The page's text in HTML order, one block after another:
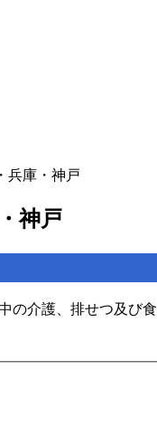
兵庫・神戸
神戸
介護、排せつ及び